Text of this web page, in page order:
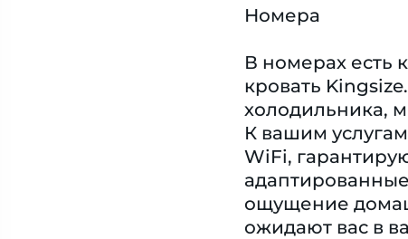
Номера
В номерах есть
кровать
холодильника,
К вашим
WiFi,
ощущение
ожидают вас в